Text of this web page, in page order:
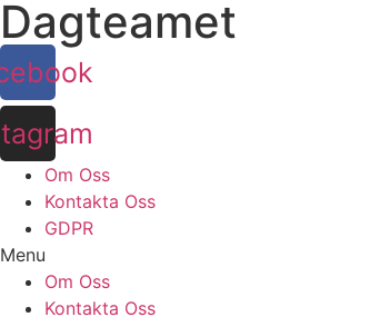
Dagteamet
Om Oss
Kontakta Oss
GDPR
Menu
Om Oss
Kontakta Oss